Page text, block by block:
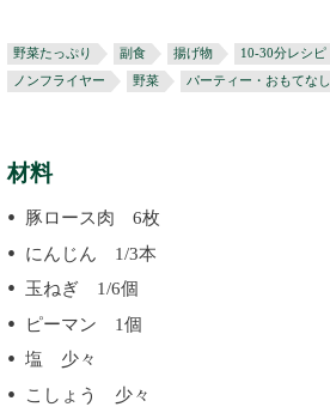
野菜たっぷり 副食 揚げ物 10-30分レシピ
ノンフライヤー
野菜 パーティー・おもてなし
材料
豚ロース肉 6枚
にんじん 1/3本
玉ねぎ 1/6個
ピーマン 1個
塩 少々
こしょう 少々